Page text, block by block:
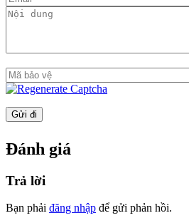
Liden Residences mang đến cho
Tọa lạc tại trung tâm của bán
nhiều cây xanh.
Công ty còn nhiều căn hộ
khác tại:
https://empirecityhcmc.com/
Số điện thoại: 0908 280 293 (
Đánh giá
Trả lời
Bạn phải đăng nhập để gửi phản hồi.